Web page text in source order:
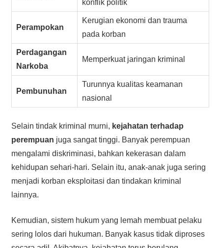
konflik politik
Perampokan
Kerugian ekonomi dan trauma
pada korban
Perdagangan
Narkoba
Memperkuat jaringan kriminal
Pembunuhan
Turunnya kualitas keamanan
nasional
Selain tindak kriminal murni, kejahatan terhadap
perempuan juga sangat tinggi. Banyak perempuan
mengalami diskriminasi, bahkan kekerasan dalam
kehidupan sehari-hari. Selain itu, anak-anak juga sering
menjadi korban eksploitasi dan tindakan kriminal
lainnya.
Kemudian, sistem hukum yang lemah membuat pelaku
sering lolos dari hukuman. Banyak kasus tidak diproses